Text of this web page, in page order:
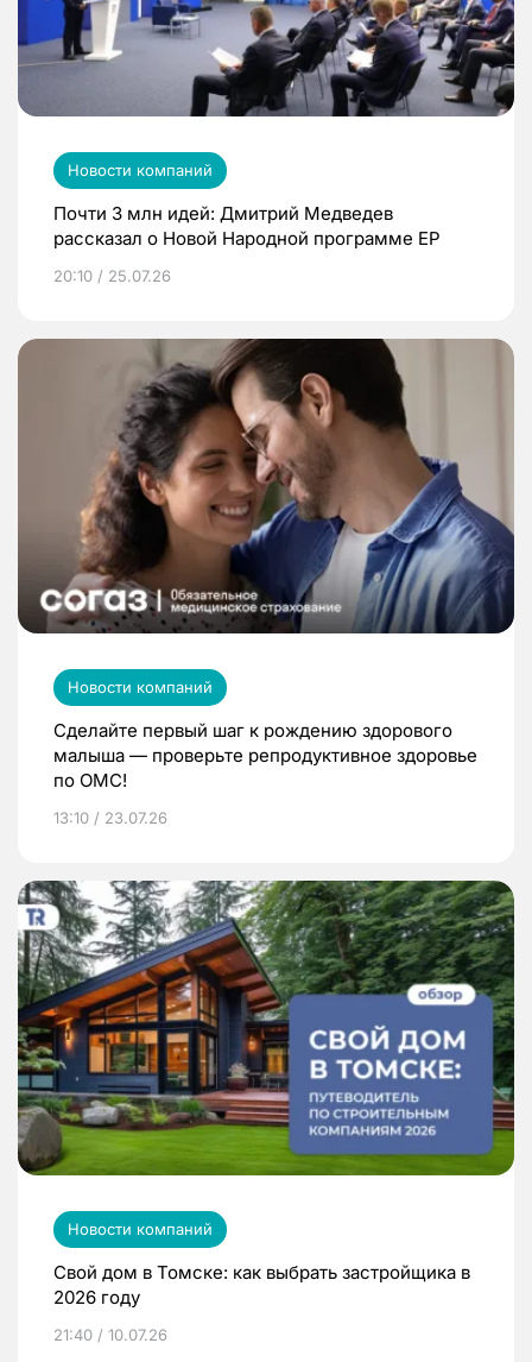
Новости компаний
Почти 3 млн идей: Дмитрий Медведев
рассказал о Новой Народной программе ЕР
20:10 / 25.07.26
Новости компаний
Сделайте первый шаг к рождению здорового
малыша — проверьте репродуктивное здоровье
по ОМС!
13:10 / 23.07.26
Новости компаний
Свой дом в Томске: как выбрать застройщика в
2026 году
21:40 / 10.07.26